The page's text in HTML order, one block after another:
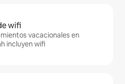
wifi
vacacionales en
incluyen wifi